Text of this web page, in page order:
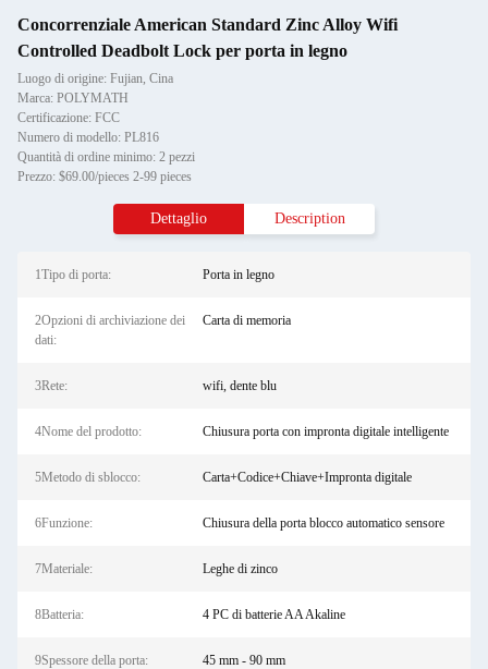
Concorrenziale American Standard Zinc Alloy Wifi
Controlled Deadbolt Lock per porta in legno
Luogo di origine: Fujian, Cina
Marca: POLYMATH
Certificazione: FCC
Numero di modello: PL816
Quantità di ordine minimo: 2 pezzi
Prezzo: $69.00/pieces 2-99 pieces
Dettaglio Description
1Tipo di porta: Porta in legno
2Opzioni di archiviazione dei
dati:
Carta di memoria
3Rete: wifi, dente blu
4Nome del prodotto: Chiusura porta con impronta digitale intelligente
5Metodo di sblocco: Carta+Codice+Chiave+Impronta digitale
6Funzione: Chiusura della porta blocco automatico sensore
7Materiale: Leghe di zinco
8Batteria: 4 PC di batterie AA Akaline
9Spessore della porta: 45 mm - 90 mm